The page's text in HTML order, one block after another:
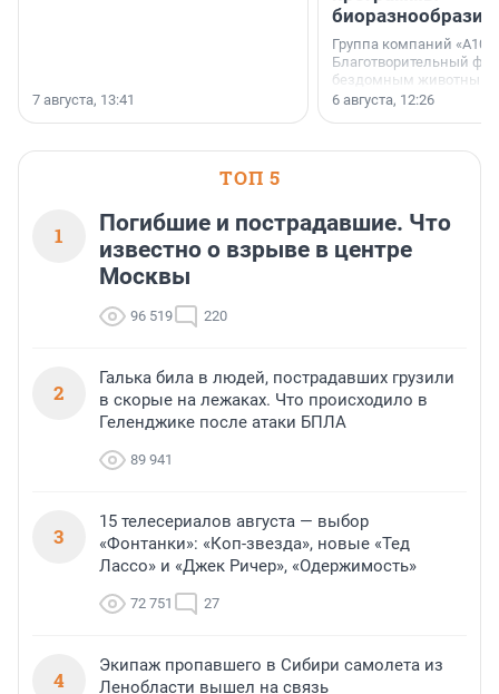
7 августа, 13:41
биоразнообразия
Группа компаний
Благотворительный
бездомным животным
заключили соглашение
6 августа, 12:26
ТОП 5
1
Погибшие и пострадавшие. Что
известно о взрыве в центре
Москвы
96 519 220
2
Галька била в людей, пострадавших грузили
в скорые на лежаках. Что происходило в
Геленджике после атаки БПЛА
89 941
3
15 телесериалов августа — выбор
«Фонтанки»: «Коп-звезда», новые «Тед
Лассо» и «Джек Ричер», «Одержимость»
72 751 27
4
Экипаж пропавшего в Сибири самолета из
Ленобласти вышел на связь